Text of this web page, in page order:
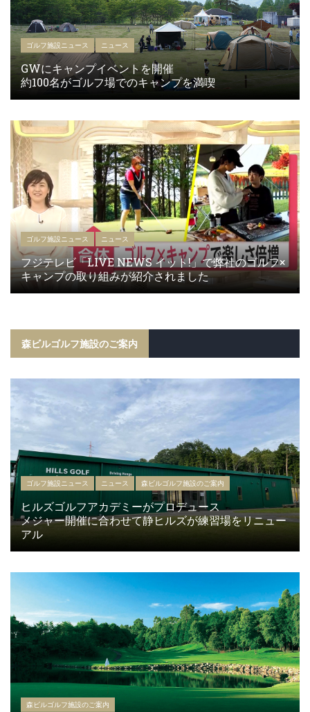
ゴルフ施設ニュース ニュース
GWにキャンプイベントを開催
約100名がゴルフ場でのキャンプを満喫
ゴルフ施設ニュース ニュース
フジテレビ「LIVE NEWS イット!」で弊社のゴルフ×
キャンプの取り組みが紹介されました
森ビルゴルフ施設のご案内
ゴルフ施設ニュース ニュース 森ビルゴルフ施設のご案内
ヒルズゴルフアカデミーがプロデュース
メジャー開催に合わせて静ヒルズが練習場をリニュー
アル
森ビルゴルフ施設のご案内